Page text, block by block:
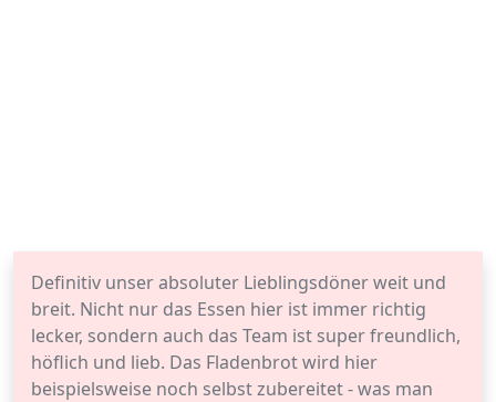
Definitiv unser absoluter Lieblingsdöner weit und
breit. Nicht nur das Essen hier ist immer richtig
lecker, sondern auch das Team ist super freundlich,
höflich und lieb. Das Fladenbrot wird hier
beispielsweise noch selbst zubereitet - was man